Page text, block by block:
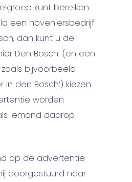
kunt bereiken.
een hoveniersbedrijf
dan kunt u de
Den Bosch’ (en een
bijvoorbeeld
den Bosch’) kiezen.
worden
iemand daarop
op de advertentie
doorgestuurd naar